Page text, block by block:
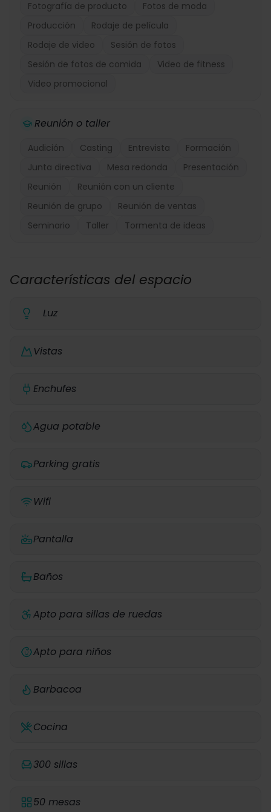
Fotografía de producto
Fotos de moda
Producción
Rodaje de película
Rodaje de video
Sesión de fotos
Sesión de fotos de comida
Video de fitness
Video promocional
Reunión o taller
Audición Casting Entrevista
Formación
Junta directiva
Mesa redonda
Presentación
Reunión
Reunión con un cliente
Reunión de grupo
Reunión de ventas
Seminario
Taller Tormenta de ideas
Características del espacio
Luz
Vistas
Enchufes
Agua potable
Parking gratis
Wifi
Pantalla
Baños
Apto para sillas de ruedas
Apto para niños
Barbacoa
Cocina
300 sillas
50 mesas